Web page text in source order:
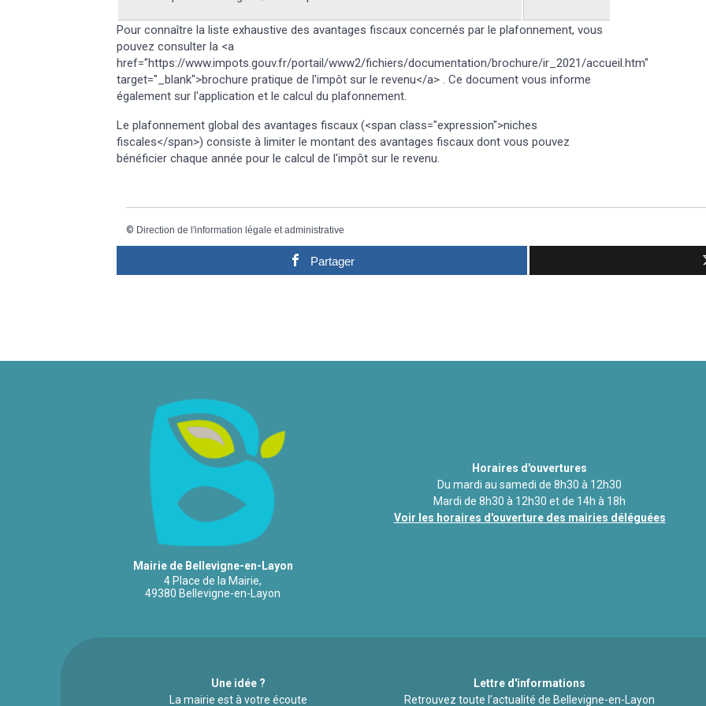
Pour connaître la liste exhaustive des avantages fiscaux concernés par le plafonnement, vous
pouvez consulter la <a
href="https://www.impots.gouv.fr/portail/www2/fichiers/documentation/brochure/ir_2021/accueil.htm"
target="_blank">brochure pratique de l'impôt sur le revenu</a> . Ce document vous informe
également sur l'application et le calcul du plafonnement.
Le plafonnement global des avantages fiscaux (<span class="expression">niches
fiscales</span>) consiste à limiter le montant des avantages fiscaux dont vous pouvez
bénéficier chaque année pour le calcul de l'impôt sur le revenu.
© Direction de l'information légale et administrative
Partager
Mairie de Bellevigne-en-Layon
4 Place de la Mairie,
49380 Bellevigne-en-Layon
Horaires d'ouvertures
Du mardi au samedi de 8h30 à 12h30
Mardi de 8h30 à 12h30 et de 14h à 18h
Voir les horaires d'ouverture des mairies déléguées
Une idée ?
La mairie est à votre écoute
Lettre d'informations
Retrouvez toute l’actualité de Bellevigne-en-Layon